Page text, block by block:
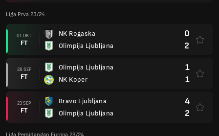
Liga Prva 23/24
01 OKT
FT
NK Rogaska
Olimpija Ljubljana
0
2
28 SEP
FT
Olimpija Ljubljana
NK Koper
1
1
23 SEP
FT
Bravo Ljubljana
Olimpija Ljubljana
4
2